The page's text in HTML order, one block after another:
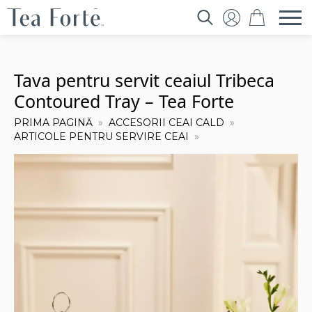
Tava pentru servit ceaiul Tribeca
Contoured Tray – Tea Forte
PRIMA PAGINĂ
ACCESORII CEAI CALD
ARTICOLE PENTRU SERVIRE CEAI